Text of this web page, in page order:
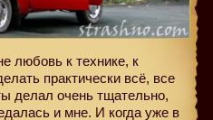
любовь к технике, к
практически всё, все
делал очень тщательно,
и мне. И когда уже в